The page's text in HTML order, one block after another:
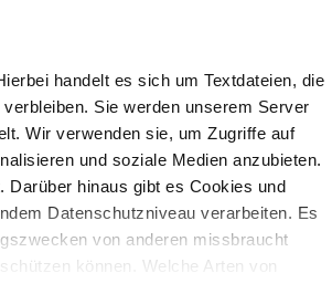
handelt es sich um Textdateien, die
Sie werden unserem Server
Wir verwenden sie, um Zugriffe auf
und soziale Medien anzubieten.
Darüber hinaus gibt es Cookies und
Datenschutzniveau verarbeiten. Es
von anderen missbraucht
können. Welche Arten von